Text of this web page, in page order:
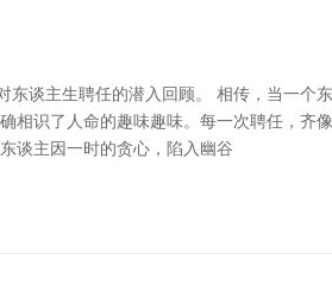
谈主生聘任的潜入回顾。 相传，当一个
识了人命的趣味趣味。每一次聘任，齐
谈主因一时的贪心，陷入幽谷